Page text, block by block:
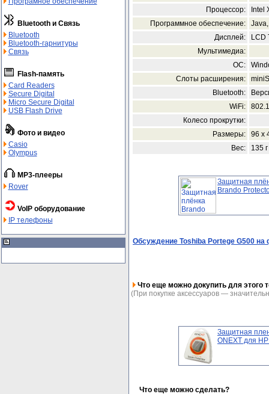
Bluetooth и Связь
Bluetooth
Bluetooth-гарнитуры
Связь
Flash-память
Card Readers
Secure Digital
Micro Secure Digital
USB Flash Drive
Фото и видео
Casio
Olympus
MP3-плееры
Rover
VoIP оборудование
IP телефоны
Процессор:
Intel
Программное обеспечение:
Дисплей:
LCD
Мультимедиа:
ОС:
Слоты расширения:
Bluetooth:
WiFi:
Колесо прокрутки:
Размеры:
96 x
Вес:
135 г
Защитная
Brando
Обсуждение Toshiba Portege G500
Что еще можно докупить для этого
(При покупке аксессуаров —
Защитная
ONEXT для
Что еще можно сделать?